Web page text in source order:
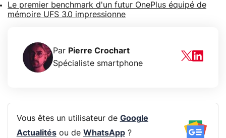
Le premier benchmark d'un futur OnePlus équipé de
mémoire UFS 3.0 impressionne
Par Pierre Crochart
Spécialiste smartphone
Vous êtes un utilisateur de Google
Actualitésou de WhatsApp?